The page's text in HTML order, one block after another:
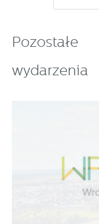
Pozostałe
wydarzenia